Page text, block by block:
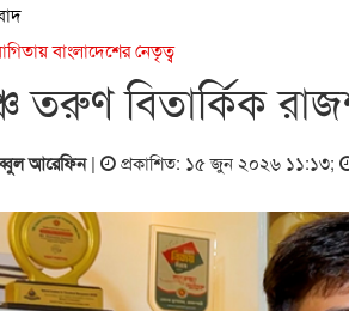
বাংলাদেশের নেতৃত্ব
তরুণ বিতার্কিক
আরেফিন| প্রকাশিত: ১৫ জুন ২০২৬ ১১:১৩;